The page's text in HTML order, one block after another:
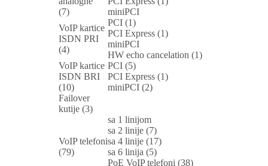
(7)
miniPCI
VoIP kartice
ISDN PRI
(4)
PCI (1)
PCI Express (1)
miniPCI
HW echo cancelation (1)
VoIP kartice
ISDN BRI
(10)
PCI (5)
PCI Express (1)
miniPCI (2)
Failover
kutije (3)
VoIP telefoni
(79)
sa 1 linijom
sa 2 linije (7)
sa 4 linije (17)
sa 6 linija (5)
PoE VoIP telefoni (38)